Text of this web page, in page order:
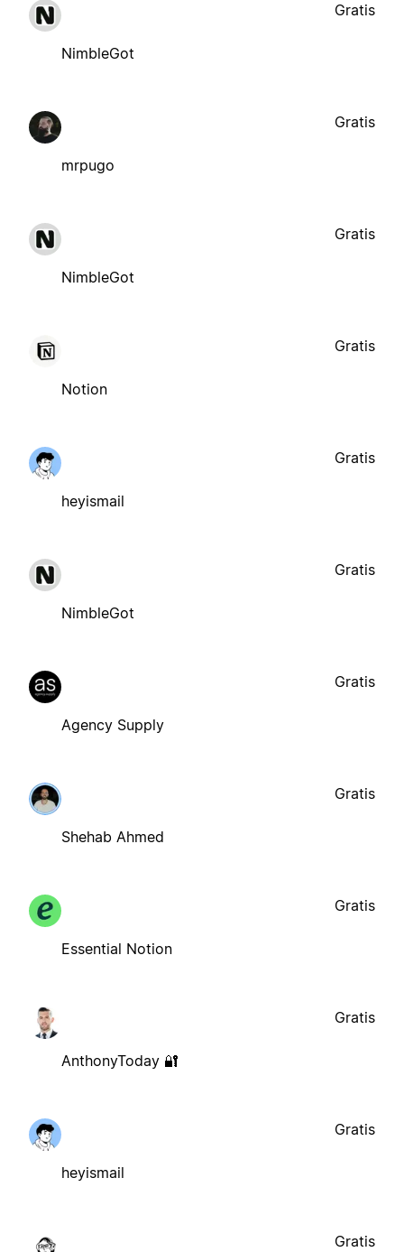
NimbleGot
Gratis
mrpugo
Gratis
NimbleGot
Gratis
Notion
Gratis
heyismail
Gratis
NimbleGot
Gratis
Agency Supply
Gratis
Shehab Ahmed
Gratis
Essential Notion
Gratis
AnthonyToday 🔐
Gratis
heyismail
Gratis
Gratis